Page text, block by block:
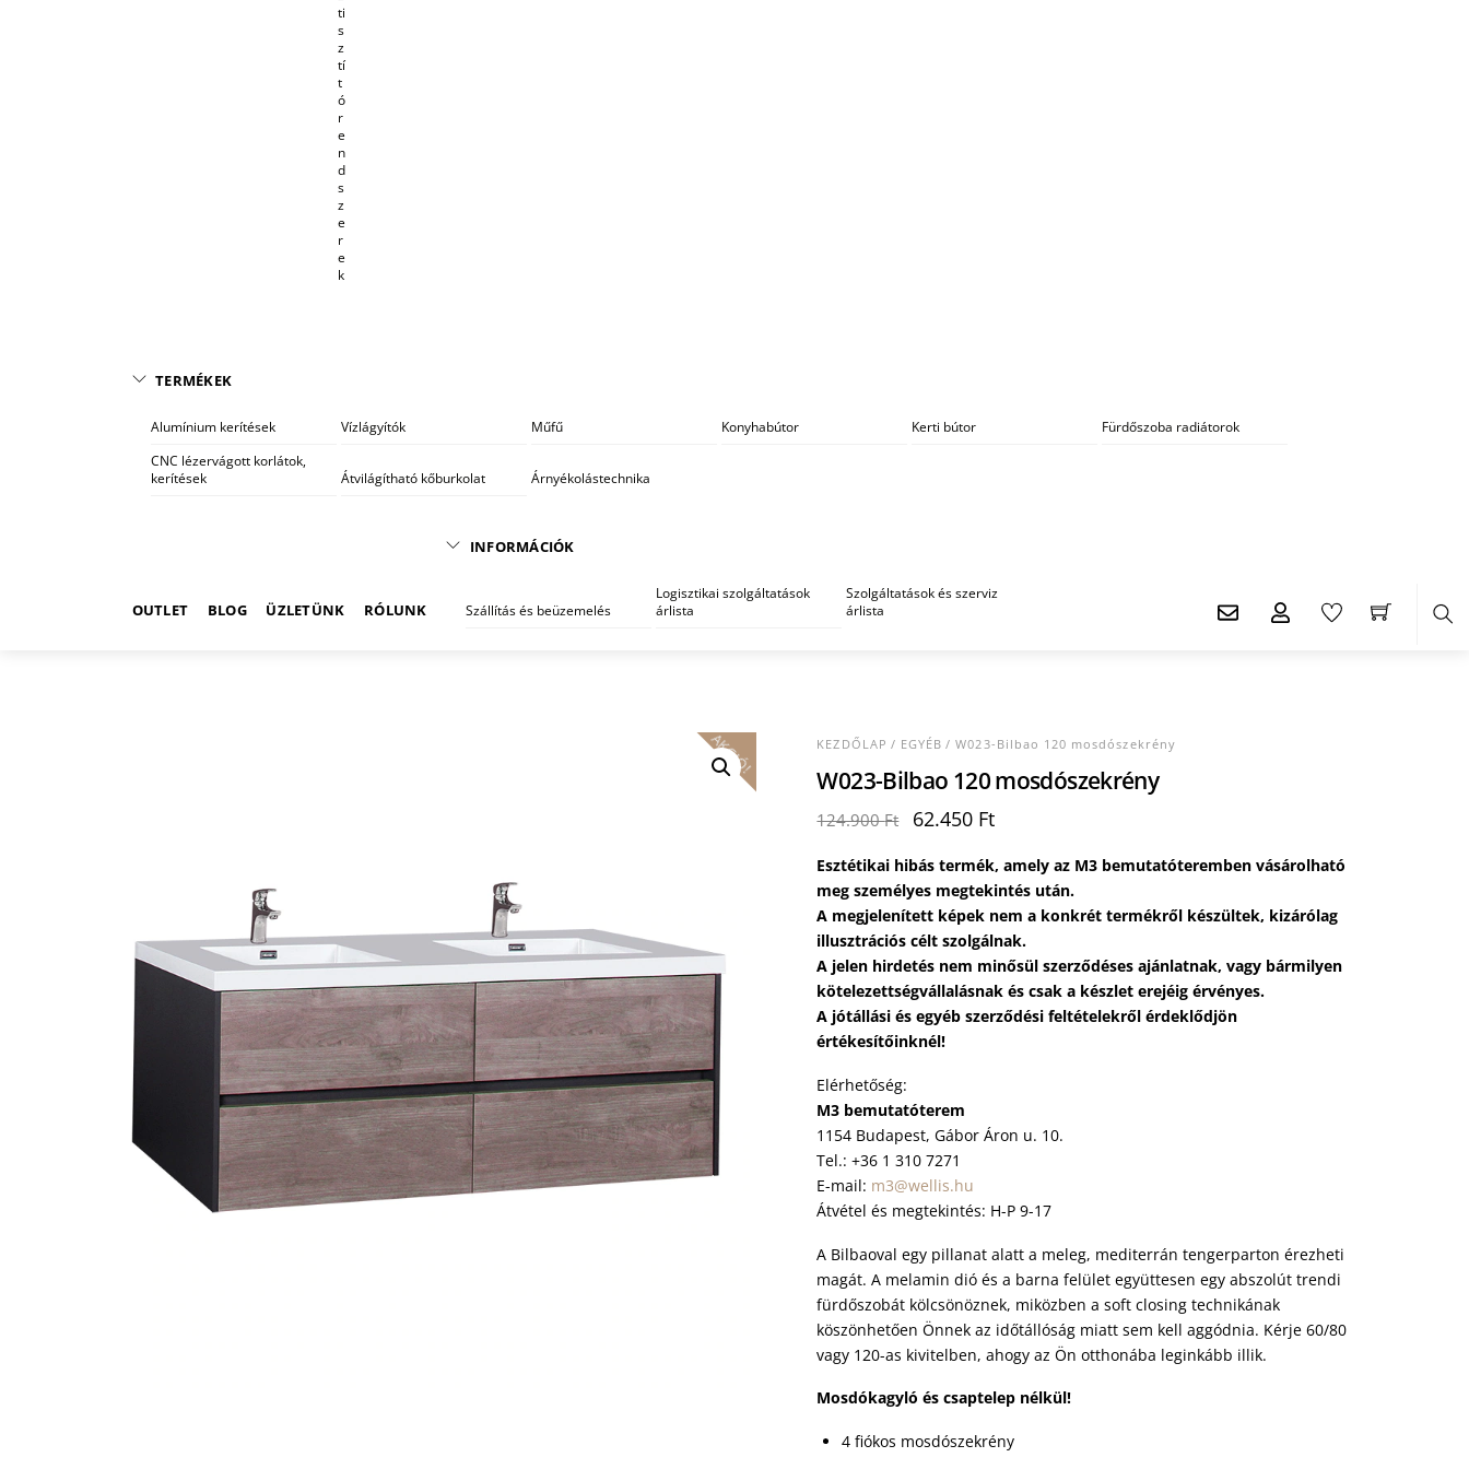
ti
s
z
tí
t
ó
r
e
n
d
s
z
e
r
e
k
TERMÉKEK
Alumínium kerítések Vízlágyítók Műfű Konyhabútor Kerti bútor
Fürdőszoba radiátorok
CNC lézervágott korlátok,
kerítések
Átvilágítható kőburkolat Árnyékolástechnika
OUTLET BLOG ÜZLETÜNK RÓLUNK
INFORMÁCIÓK
Szállítás és beüzemelés
Logisztikai szolgáltatások
árlista
Szolgáltatások és szerviz
árlista
AKCIÓ! KEZDŐLAP / EGYÉB / W023-Bilbao 120 mosdószekrény
W023-Bilbao 120 mosdószekrény
124.900Ft
Original
was:
124.900 Ft.
62.450 FtCurrent
is:
62.450 Ft.
Esztétikai hibás termék, amely az M3 bemutatóteremben vásárolható
meg személyes megtekintés után.
A megjelenített képek nem a konkrét termékről készültek, kizárólag
illusztrációs célt szolgálnak.
A jelen hirdetés nem minősül szerződéses ajánlatnak, vagy bármilyen
kötelezettségvállalásnak és csak a készlet erejéig érvényes.
A jótállási és egyéb szerződési feltételekről érdeklődjön
értékesítőinknél!
Elérhetőség:
M3 bemutatóterem
1154 Budapest, Gábor Áron u. 10.
Tel.: +36 1 310 7271
E-mail: m3@wellis.hu
Átvétel és megtekintés: H-P 9-17
A Bilbaoval egy pillanat alatt a meleg, mediterrán tengerparton érezheti
magát. A melamin dió és a barna felület együttesen egy abszolút trendi
fürdőszobát kölcsönöznek, miközben a soft closing technikának
köszönhetően Önnek az időtállóság miatt sem kell aggódnia. Kérje 60/80
vagy 120-as kivitelben, ahogy az Ön otthonába leginkább illik.
Mosdókagyló és csaptelep nélkül!
4 fiókos mosdószekrény